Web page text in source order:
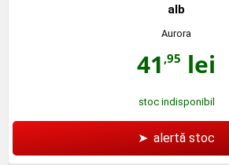
alb
Aurora
41 ,95 lei
stoc indisponibil
➤ alertă stoc